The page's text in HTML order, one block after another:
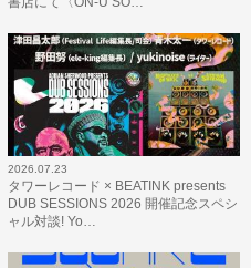
2026.07.23
タワーレコード × BEATINK presents
DUB SESSIONS 2026 開催記念スペシ
ャル対談! Yo…